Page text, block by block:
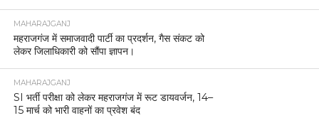
MAHARAJGANJ
महराजगंज में समाजवादी पार्टी का प्रदर्शन, गैस संकट को
लेकर जिलाधिकारी को सौंपा ज्ञापन।
MAHARAJGANJ
SI भर्ती परीक्षा को लेकर महराजगंज में रूट डायवर्जन, 14–
15 मार्च को भारी वाहनों का प्रवेश बंद